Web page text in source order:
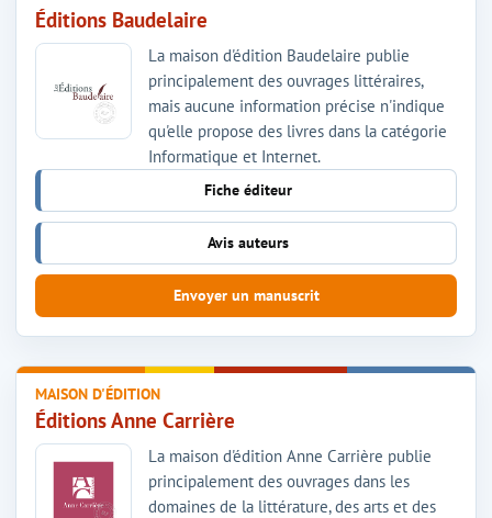
Éditions Baudelaire
La maison d'édition Baudelaire publie
principalement des ouvrages littéraires,
mais aucune information précise n'indique
qu'elle propose des livres dans la catégorie
Informatique et Internet.
Fiche éditeur
Avis auteurs
Envoyer un manuscrit
MAISON D'ÉDITION
Éditions Anne Carrière
La maison d'édition Anne Carrière publie
principalement des ouvrages dans les
domaines de la littérature, des arts et des